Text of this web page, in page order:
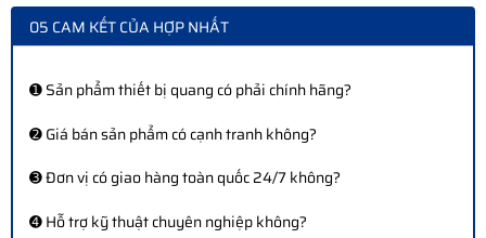
05 CAM KẾT CỦA HỢP NHẤT
➊ Sản phẩm thiết bị quang có phải chính hãng?
➋ Giá bán sản phẩm có cạnh tranh không?
➌ Đơn vị có giao hàng toàn quốc 24/7 không?
➍ Hỗ trợ kỹ thuật chuyên nghiệp không?